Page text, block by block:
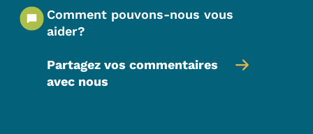
Comment pouvons-nous vous
aider?
Partagez vos commentaires
avec nous